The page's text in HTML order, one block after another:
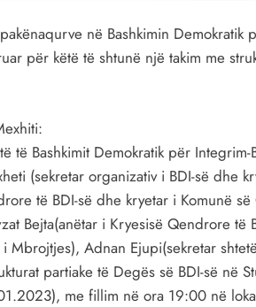
në Bashkimin Demokratik
për këtë të shtunë një takim me
të Bashkimit Demokratik për Integrim-
(sekretar organizativ i BDI-së dhe
të BDI-së dhe kryetar i Komunë
Bejta(anëtar i Kryesisë Qendrore të
Mbrojtjes), Adnan Ejupi(sekretar
partiake të Degës së BDI-së në
me fillim në ora 19:00 në